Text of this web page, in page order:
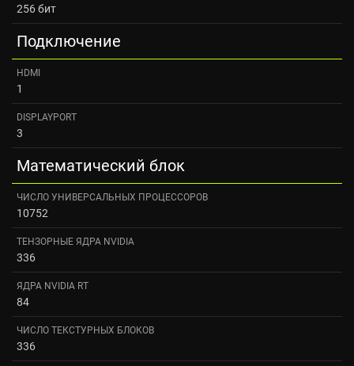
256 бит
Подключение
HDMI
1
DISPLAYPORT
3
Математический блок
ЧИСЛО УНИВЕРСАЛЬНЫХ ПРОЦЕССОРОВ
10752
ТЕНЗОРНЫЕ ЯДРА NVIDIA
336
ЯДРА NVIDIA RT
84
ЧИСЛО ТЕКСТУРНЫХ БЛОКОВ
336